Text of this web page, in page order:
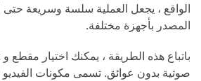
الواقع ، يجعل العملية سلسة وسريعة
المصدر بأجهزة مختلفة.
صوتية بدون عوائق. تسمى مكونات الفيديو